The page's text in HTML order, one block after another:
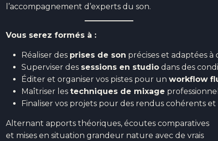
l’accompagnement d’experts du son.
Vous serez formés à :
Réaliser des prises de son précises et adaptées
Superviser des sessions en studio dans des
Éditer et organiser vos pistes pour un workflow
Maîtriser les techniques de mixage
Finaliser vos projets pour des rendus cohérents
Alternant apports théoriques, écoutes comparatives
et mises en situation grandeur nature avec de vrais